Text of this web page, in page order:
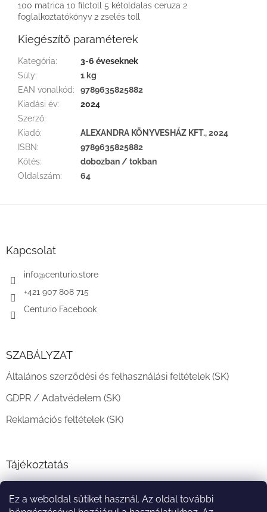
Ez a weboldal sütiket használ. Az oldal további
100 matrica 10 filctoll 5 kétoldalas ceruza 2
foglalkoztatókönyv 2 zselés toll
Kiegészítő paraméterek
Kategória:
3-6 éveseknek
Súly:
1 kg
EAN vonalkód:
9789635825882
Kiadási év:
2024
Szerző:
Kiadó:
ALEXANDRA KÖNYVESHÁZ KFT., 2024
ISBN:
9789635825882
Kötés:
dobozban / tokban
Oldalszám: 64
Kapcsolat
info@centurio.store
+421 907 808 715
Centurio Facebook
SZABÁLYZAT
Általános szerződési és felhasználási feltételek (SK)
GDPR / Adatvédelem (SK)
Reklamációs feltételek (SK)
Tájékoztatás
A vásárlás menete